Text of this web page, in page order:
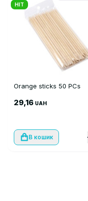
HIT
Orange sticks 50 PCs
29,16 UAH
В кошик